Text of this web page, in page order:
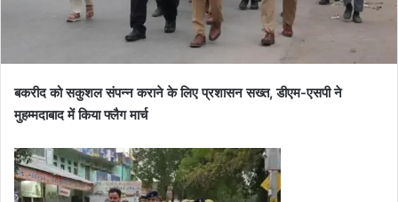
बकरीद को सकुशल संपन्न कराने के लिए प्रशासन सख्त, डीएम-एसपी ने
मुहम्मदाबाद में किया फ्लैग मार्च